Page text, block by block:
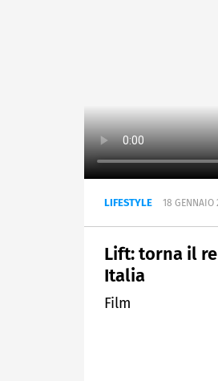
LIFESTYLE 18 GENNAIO
Lift: torna il
Italia
Film